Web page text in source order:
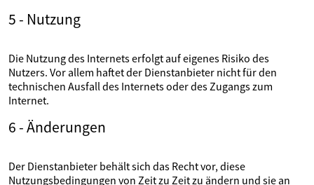
5 - Nutzung
Die Nutzung des Internets erfolgt auf eigenes Risiko des
Nutzers. Vor allem haftet der Dienstanbieter nicht für den
technischen Ausfall des Internets oder des Zugangs zum
Internet.
6 - Änderungen
Der Dienstanbieter behält sich das Recht vor, diese
Nutzungsbedingungen von Zeit zu Zeit zu ändern und sie an